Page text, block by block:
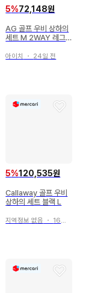
5%72,148원
AG 골프 우비 상하의
세트 M 2WAY 레그
포함
아이치 ・ 24일 전
5%120,535원
Callaway 골프 우비
상하의 세트 블랙 L
지역정보 없음 ・ 16일 전